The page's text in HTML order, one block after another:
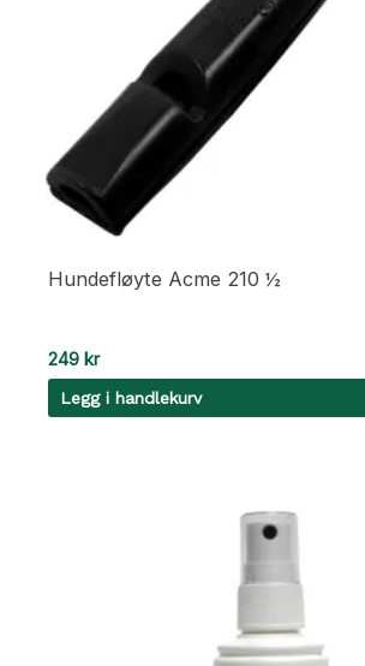
Hundefløyte Acme 210 ½
249 kr
Legg i handlekurv